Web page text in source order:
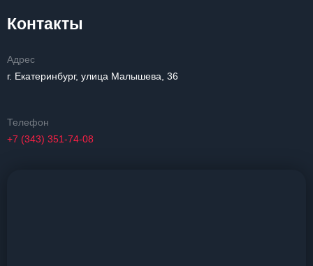
Контакты
Адрес
г. Екатеринбург, улица Малышева, 36
Телефон
+7 (343) 351-74-08